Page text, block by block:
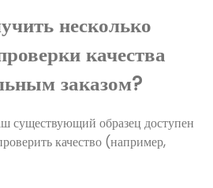
несколько
качества
заказом?
существующий образец доступен
качество (например,